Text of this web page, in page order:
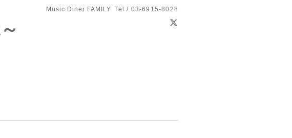
Music Diner FAMILY Tel / 03-6915-8028